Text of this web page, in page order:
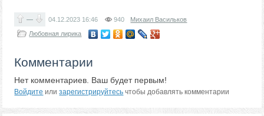
— 04.12.2023 16:46 940
Михаил Васильков
Любовная лирика
Комментарии
Нет комментариев. Ваш будет первым!
Войдите илизарегистрируйтесь чтобы добавлять комментарии